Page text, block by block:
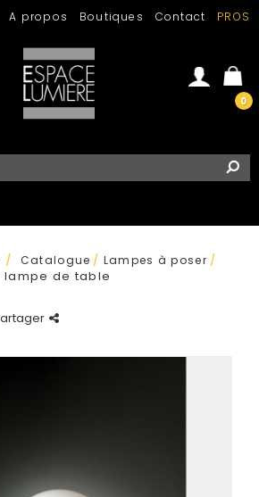
A propos Boutiques Contact PROS
0
Se connecter
/ Catalogue / Lampes à poser /
lampe de table